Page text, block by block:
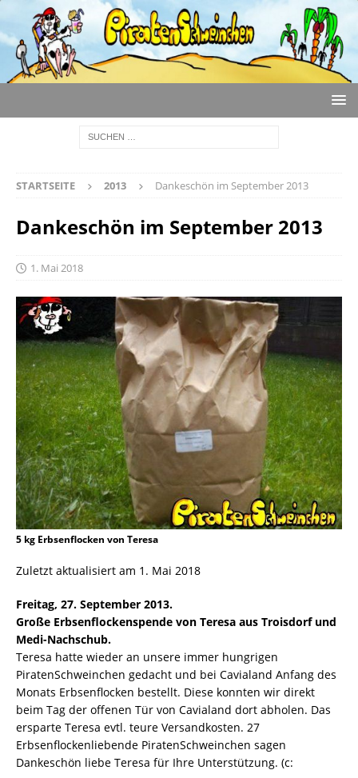
STARTSEITE 2013 Dankeschön im September 2013
Dankeschön im September 2013
1. Mai 2018
5 kg Erbsenflocken von Teresa
Zuletzt aktualisiert am 1. Mai 2018
Freitag, 27. September 2013.
Große Erbsenflockenspende von Teresa aus Troisdorf und
Medi-Nachschub.
Teresa hatte wieder an unsere immer hungrigen
PiratenSchweinchen gedacht und bei Cavialand Anfang des
Monats Erbsenflocken bestellt. Diese konnten wir direkt
beim Tag der offenen Tür von Cavialand dort abholen. Das
ersparte Teresa evtl. teure Versandkosten. 27
Erbsenflockenliebende PiratenSchweinchen sagen
Dankeschön liebe Teresa für Ihre Unterstützung. (c: